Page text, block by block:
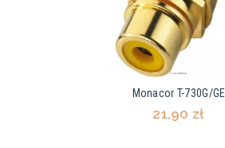
Monacor T-730G/GE
21,90 zł